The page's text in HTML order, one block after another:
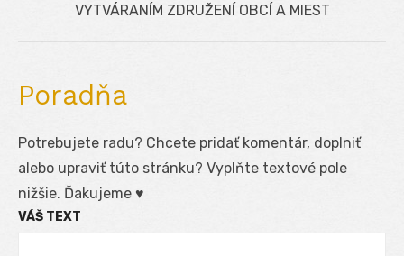
VYTVÁRANÍM ZDRUŽENÍ OBCÍ A MIEST
Poradňa
Potrebujete radu? Chcete pridať komentár, doplniť
alebo upraviť túto stránku? Vyplňte textové pole
nižšie. Ďakujeme ♥
VÁŠ TEXT